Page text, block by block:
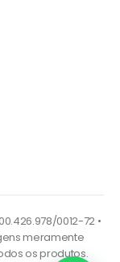
0012-72 •
meramente
os produtos.